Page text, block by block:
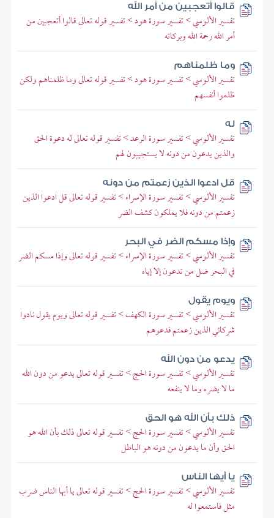
قالوا أتعجبين من أمر الله
تفسير الألوسي > تفسير سورة هود > تفسير قوله تعالى قالوا أتعجبين من
أمر الله رحمة الله وبركاته
وما ظلمناهم
تفسير الألوسي > تفسير سورة هود > تفسير قوله تعالى وما ظلمناهم ولكن
ظلموا أنفسهم
له
تفسير الألوسي > تفسير سورة الرعد > تفسير قوله تعالى له دعوة الحق
والذين يدعون من دونه لا يستجيبون لهم
قل ادعوا الذين زعمتم من دونه
تفسير الألوسي > تفسير سورة الإسراء > تفسير قوله تعالى قل ادعوا الذين
زعمتم من دونه فلا يملكون كشف الضر
وإذا مسكم الضر في البحر
تفسير الألوسي > تفسير سورة الإسراء > تفسير قوله تعالى وإذا مسكم الضر
في البحر ضل من تدعون إلا إياه
ويوم يقول
تفسير الألوسي > تفسير سورة الكهف > تفسير قوله تعالى ويوم يقول نادوا
شركائي الذين زعمتم فدعوهم
يدعو من دون الله
تفسير الألوسي > تفسير سورة الحج > تفسير قوله تعالى يدعو من دون الله
ما لا يضره وما لا ينفعه
ذلك بأن الله هو الحق
تفسير الألوسي > تفسير سورة الحج > تفسير قوله تعالى ذلك بأن الله هو
الحق وأن ما يدعون من دونه هو الباطل
يا أيها الناس
تفسير الألوسي > تفسير سورة الحج > تفسير قوله تعالى يا أيها الناس ضرب
مثل فاستمعوا له